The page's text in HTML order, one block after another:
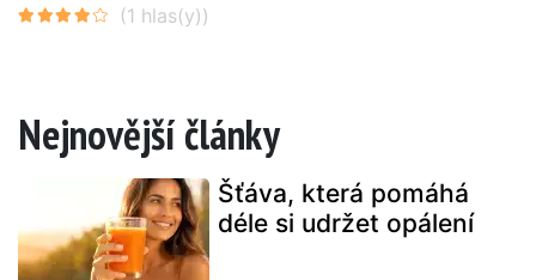
Nejnovější články
Šťáva, která pomáhá
déle si udržet opálení